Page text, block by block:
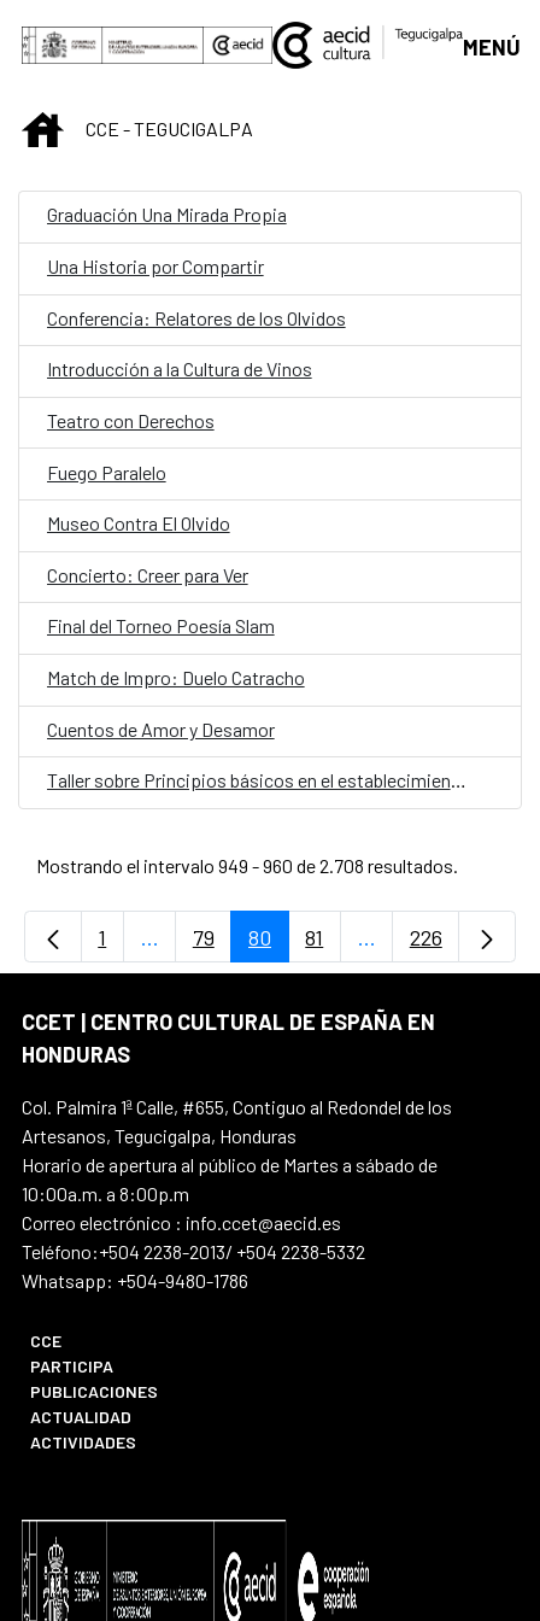
Saltar al contenido principal
MENÚ
INICIOCCE - TEGUCIGALPA
Graduación Una Mirada Propia
Una Historia por Compartir
Conferencia: Relatores de los Olvidos
Introducción a la Cultura de Vinos
Teatro con Derechos
Fuego Paralelo
Museo Contra El Olvido
Concierto: Creer para Ver
Final del Torneo Poesía Slam
Match de Impro: Duelo Catracho
Cuentos de Amor y Desamor
Taller sobre Principios básicos en el establecimiento de huertos urbanos
Mostrando el intervalo 949 - 960 de 2.708 resultados.
Página
1 ...Páginas intermedias Use TAB para
Página
79 Página
80 Página
81 ...PáginasPágina
226
CCET | CENTRO CULTURAL DE ESPAÑA EN
HONDURAS
Col. Palmira 1ª Calle, #655, Contiguo al Redondel de los
Artesanos, Tegucigalpa, Honduras
Horario de apertura al público de Martes a sábado de
10:00a.m. a 8:00p.m
Correo electrónico : info.ccet@aecid.es
Teléfono:+504 2238-2013/ +504 2238-5332
Whatsapp: +504-9480-1786
CCE
PARTICIPA
PUBLICACIONES
ACTUALIDAD
ACTIVIDADES